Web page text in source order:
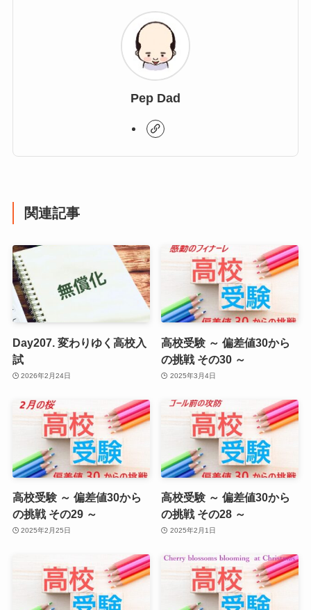
Pep Dad
関連記事
Day207. 変わりゆく高校入
試
2026年2月24日
高校受験 ～ 偏差値30から
の挑戦 その30 ～
2025年3月4日
高校受験 ～ 偏差値30から
の挑戦 その29 ～
2025年2月25日
高校受験 ～ 偏差値30から
の挑戦 その28 ～
2025年2月1日